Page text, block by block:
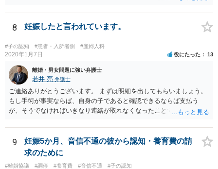
難しいと思われれば、弁護士に入ってもらうことも検討されてくださ
い。 一度、お近くの弁護士に相談されてみてもよいと思います。
8 妊娠したと言われています。
#子の認知 #患者・入所者側 #産婦人科
2020年1月7日 役にたった 13
離婚・男女問題に強い弁護士
若井 亮 弁護士
ご連絡ありがとうございます。 まずは明細を出してもらいましょう。
もし手術が事実ならば、自身の子であると確認できるならば支払う
が、そうでなければいきなり連絡が取れなくなったことで不信感もあ
してはいかがでしょうか。 代理人となる場合ですが、事務所ごとにま
ちまちです。 弊所の場合、交渉をお受けするとなると20万円くらいが
多いかと思います。
9
妊娠5か月、音信不通の彼から認知・養育費の請
求のために
#離婚協議 #調停 #養育費 #音信不通 #子の認知